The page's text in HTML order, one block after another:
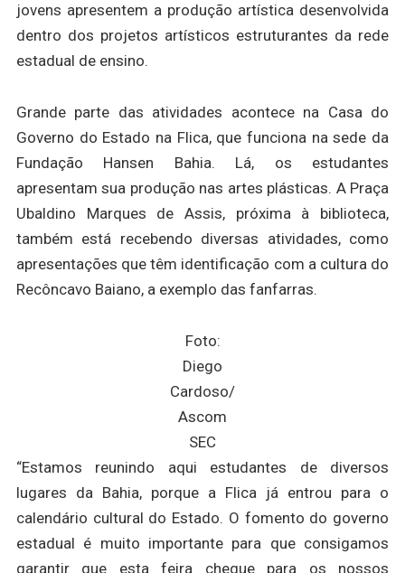
jovens apresentem a produção artística desenvolvida
dentro dos projetos artísticos estruturantes da rede
estadual de ensino.
Grande parte das atividades acontece na Casa do
Governo do Estado na Flica, que funciona na sede da
Fundação Hansen Bahia. Lá, os estudantes
apresentam sua produção nas artes plásticas. A Praça
Ubaldino Marques de Assis, próxima à biblioteca,
também está recebendo diversas atividades, como
apresentações que têm identificação com a cultura do
Recôncavo Baiano, a exemplo das fanfarras.
Foto:
Diego
Cardoso/
Ascom
SEC
“Estamos reunindo aqui estudantes de diversos
lugares da Bahia, porque a Flica já entrou para o
calendário cultural do Estado. O fomento do governo
estadual é muito importante para que consigamos
garantir que esta feira chegue para os nossos